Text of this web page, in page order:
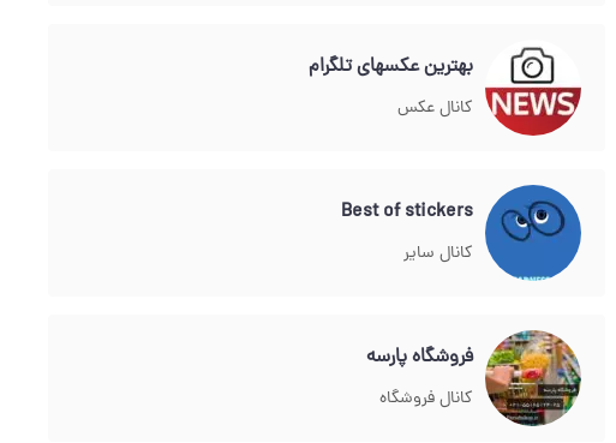
بهترین عکسهای تلگرام
کانال عکس
Best of stickers
کانال سایر
فروشگاه پارسه
کانال فروشگاه